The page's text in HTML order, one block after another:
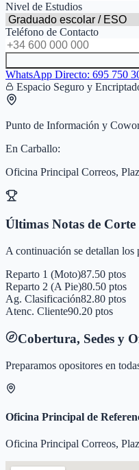
Nivel de Estudios
Teléfono de Contacto
WhatsApp Directo: 695 750
Espacio Seguro y
Punto de Información y
En Carballo:
Oficina Principal Correos,
Últimas Notas de Corte
A continuación se detallan los
Reparto 1 (Moto)87.50 ptos
Reparto 2 (A Pie)80.50 ptos
Ag. Clasificación82.80 ptos
Atenc. Cliente90.20 ptos
Cobertura, Sedes y
Preparamos opositores en
Oficina Principal de
Oficina Principal Correos,